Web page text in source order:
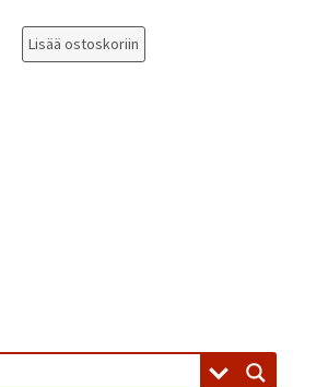
Lisää ostoskoriin